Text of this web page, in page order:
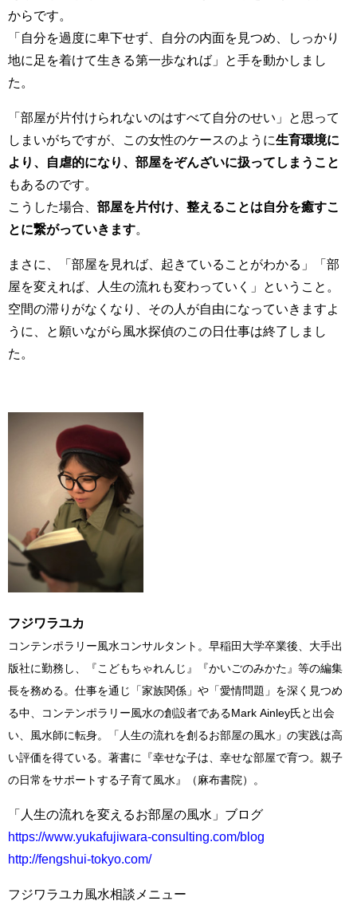
からです。
「自分を過度に卑下せず、自分の内面を見つめ、しっかり
地に足を着けて生きる第一歩なれば」と手を動かしまし
た。
「部屋が片付けられないのはすべて自分のせい」と思って
しまいがちですが、この女性のケースのように生育環境に
より、自虐的になり、部屋をぞんざいに扱ってしまうこと
もあるのです。
こうした場合、 部屋を片付け、整えることは自分を癒すこ
とに繋がっていきます
まさに、「部屋を見れば、起きていることがわかる」「部
屋を変えれば、人生の流れも変わっていく」ということ。
空間の滞りがなくなり、その人が自由になっていきますよ
うに、と願いながら風水探偵のこの日仕事は終了しまし
た。
フジワラユカ
コンテンポラリー風水コンサルタント。早稲田大学卒業後、大手出
版社に勤務し、『こどもちゃれんじ』『かいごのみかた』等の編集
長を務める。仕事を通じ「家族関係」や「愛情問題」を深く見つめ
る中、コンテンポラリー風水の創設者であるMark Ainley氏と出会
い、風水師に転身。「人生の流れを創るお部屋の風水」の実践は高
い評価を得ている。著書に『幸せな子は、幸せな部屋で育つ。親子
の日常をサポートする子育て風水』（麻布書院）。
「人生の流れを変えるお部屋の風水」ブログ
https://www.yukafujiwara-consulting.com/blog
http://fengshui-tokyo.com/
フジワラユカ風水相談メニュー